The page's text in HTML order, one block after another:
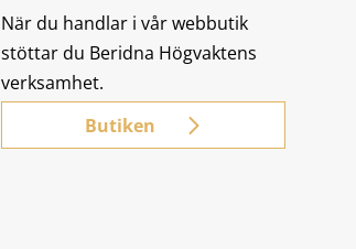
När du handlar i vår webbutik
stöttar du Beridna Högvaktens
verksamhet.
Butiken